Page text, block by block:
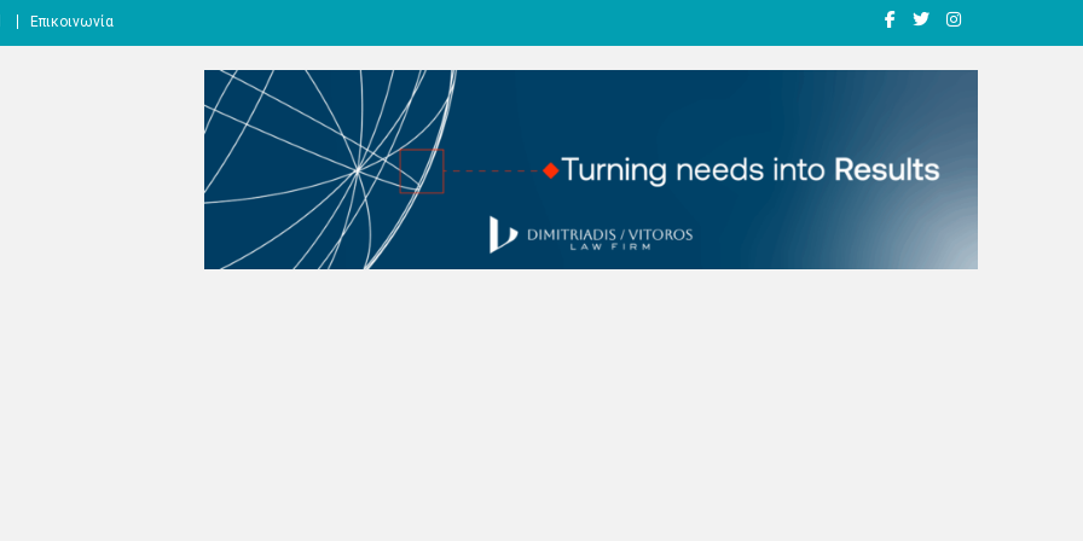
Επικοινωνία